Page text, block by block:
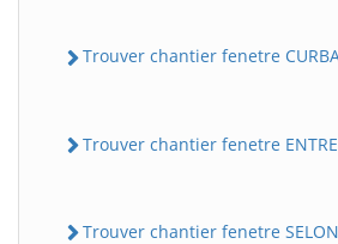
Trouver chantier fenetre
Trouver chantier fenetre
Trouver chantier fenetre